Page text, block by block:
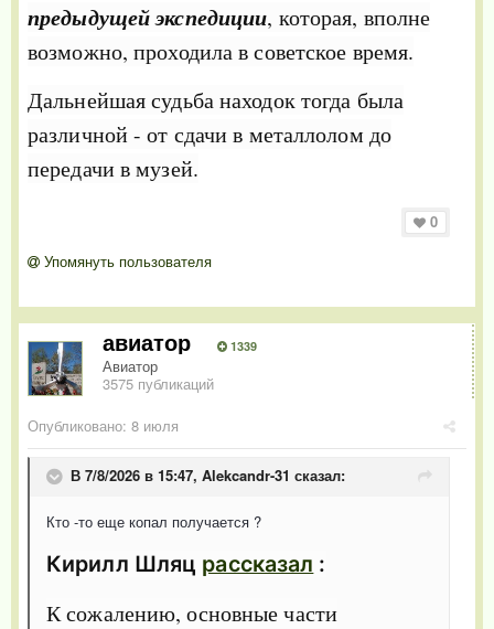
предыдущей экспедиции, которая, вполне
возможно, проходила в советское время.
Дальнейшая судьба находок тогда была
различной - от сдачи в металлолом до
передачи в музей.
0
Упомянуть пользователя
авиатор 1339
Авиатор
3575 публикаций
Опубликовано: 8 июля
В 7/8/2026 в 15:47, Alekcandr-31 сказал:
Кто -то еще копал получается ?
Кирилл Шляц рассказал :
К сожалению, основные части